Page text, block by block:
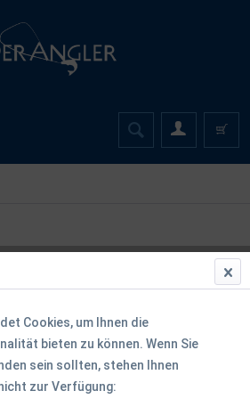
Cookies, um Ihnen die
bieten zu können. Wenn Sie
sein sollten, stehen Ihnen
zur Verfügung: